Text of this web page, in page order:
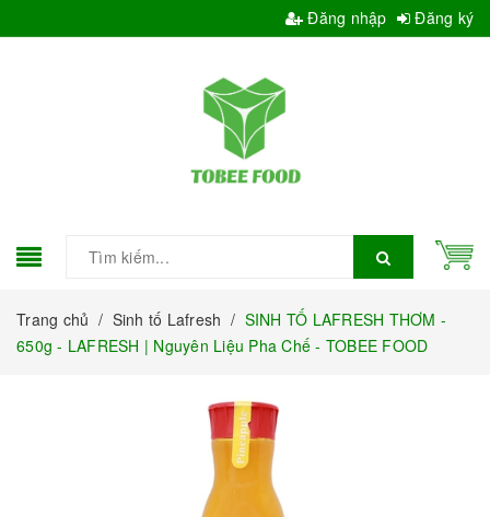
Đăng nhập Đăng ký
Trang chủ / Sinh tố Lafresh / SINH TỐ LAFRESH THƠM -
650g - LAFRESH | Nguyên Liệu Pha Chế - TOBEE FOOD